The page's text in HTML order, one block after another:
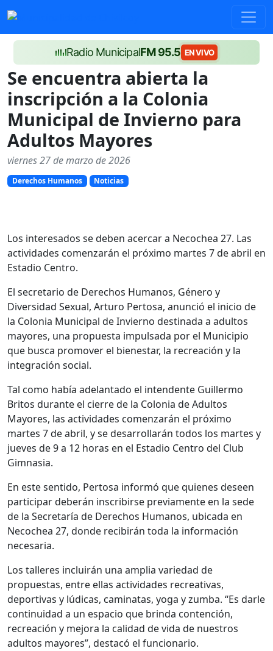
Radio MunicipalFM 95.5 EN VIVO
Se encuentra abierta la
inscripción a la Colonia
Municipal de Invierno para
Adultos Mayores
viernes 27 de marzo de 2026
Derechos Humanos Noticias
Los interesados se deben acercar a Necochea 27. Las
actividades comenzarán el próximo martes 7 de abril en
Estadio Centro.
El secretario de Derechos Humanos, Género y
Diversidad Sexual, Arturo Pertosa, anunció el inicio de
la Colonia Municipal de Invierno destinada a adultos
mayores, una propuesta impulsada por el Municipio
que busca promover el bienestar, la recreación y la
integración social.
Tal como había adelantado el intendente Guillermo
Britos durante el cierre de la Colonia de Adultos
Mayores, las actividades comenzarán el próximo
martes 7 de abril, y se desarrollarán todos los martes y
jueves de 9 a 12 horas en el Estadio Centro del Club
Gimnasia.
En este sentido, Pertosa informó que quienes deseen
participar deberán inscribirse previamente en la sede
de la Secretaría de Derechos Humanos, ubicada en
Necochea 27, donde recibirán toda la información
necesaria.
Los talleres incluirán una amplia variedad de
propuestas, entre ellas actividades recreativas,
deportivas y lúdicas, caminatas, yoga y zumba. “Es darle
continuidad a un espacio que brinda contención,
recreación y mejora la calidad de vida de nuestros
adultos mayores”, destacó el funcionario.